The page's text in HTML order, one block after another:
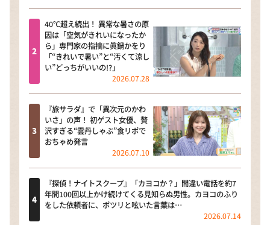
40℃超え続出！ 異常な暑さの原
因は「空気がきれいになったか
ら」専門家の指摘に眞鍋かをり
「“きれいで暑い”と“汚くて涼し
い”どっちがいいの!?」
2026.07.28
『旅サラダ』で「異次元のかわ
いさ」の声！ 初ゲスト女優、贅
沢すぎる“雲丹しゃぶ”食リポで
おちゃめ発言
2026.07.10
『探偵！ナイトスクープ』「カヨコか？」間違い電話を約7
年間100回以上かけ続けてくる見知らぬ男性。カヨコのふり
をした依頼者に、ポツリと呟いた言葉は…
2026.07.14